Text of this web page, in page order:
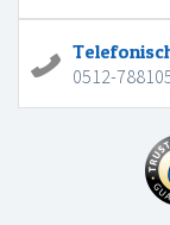
0512-